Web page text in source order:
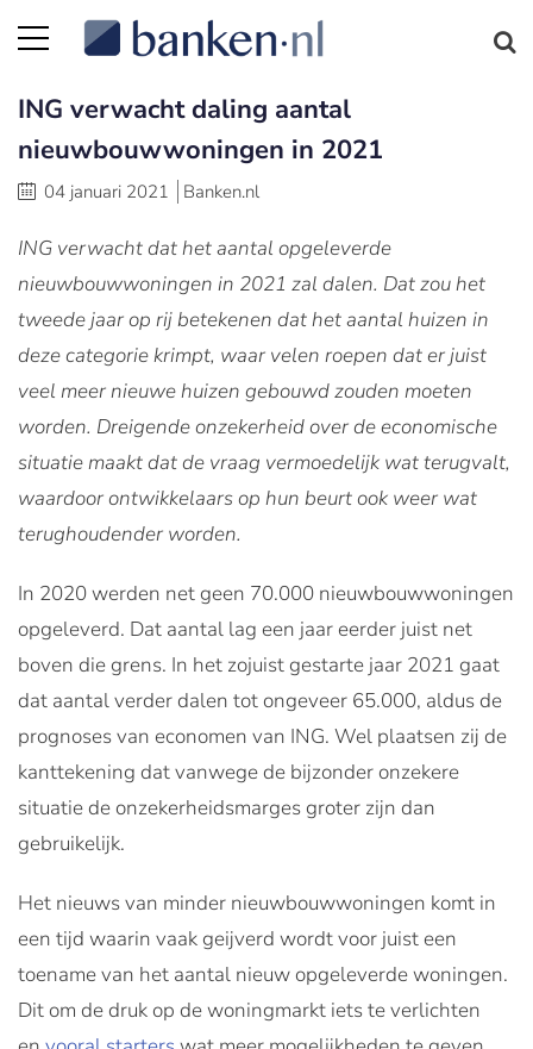
ING verwacht daling aantal
nieuwbouwwoningen in 2021
04 januari 2021 Banken.nl
ING verwacht dat het aantal opgeleverde
nieuwbouwwoningen in 2021 zal dalen. Dat zou het
tweede jaar op rij betekenen dat het aantal huizen in
deze categorie krimpt, waar velen roepen dat er juist
veel meer nieuwe huizen gebouwd zouden moeten
worden. Dreigende onzekerheid over de economische
situatie maakt dat de vraag vermoedelijk wat terugvalt,
waardoor ontwikkelaars op hun beurt ook weer wat
terughoudender worden.
In 2020 werden net geen 70.000 nieuwbouwwoningen
opgeleverd. Dat aantal lag een jaar eerder juist net
boven die grens. In het zojuist gestarte jaar 2021 gaat
dat aantal verder dalen tot ongeveer 65.000, aldus de
prognoses van economen van ING. Wel plaatsen zij de
kanttekening dat vanwege de bijzonder onzekere
situatie de onzekerheidsmarges groter zijn dan
gebruikelijk.
Het nieuws van minder nieuwbouwwoningen komt in
een tijd waarin vaak geijverd wordt voor juist een
toename van het aantal nieuw opgeleverde woningen.
Dit om de druk op de woningmarkt iets te verlichten